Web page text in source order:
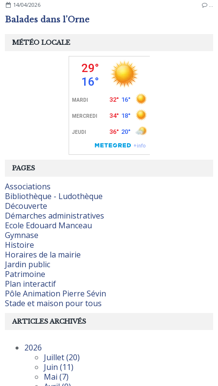
14/04/2026 …
Balades dans l'Orne
PAGES
Associations
Bibliothèque - Ludothèque
Découverte
Démarches administratives
Ecole Edouard Manceau
Gymnase
Histoire
Horaires de la mairie
Jardin public
Patrimoine
Plan interactif
Pôle Animation Pierre Sévin
Stade et maison pour tous
MÉTÉO LOCALE
ARTICLES ARCHIVÉS
2026
Juillet(20)
Juin (11)
Mai (7)